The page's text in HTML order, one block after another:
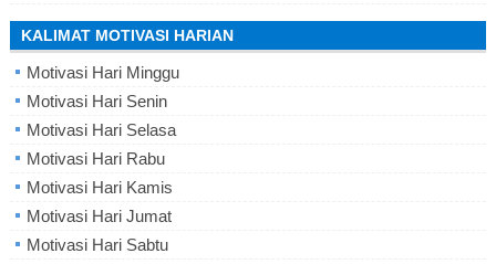
KALIMAT MOTIVASI HARIAN
Motivasi Hari Minggu
Motivasi Hari Senin
Motivasi Hari Selasa
Motivasi Hari Rabu
Motivasi Hari Kamis
Motivasi Hari Jumat
Motivasi Hari Sabtu